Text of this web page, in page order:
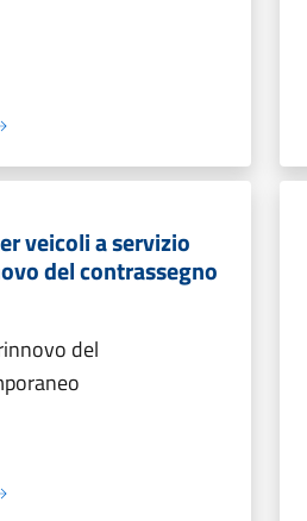
veicoli a servizio
del contrassegno
del